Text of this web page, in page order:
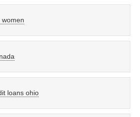
women
loans ohio